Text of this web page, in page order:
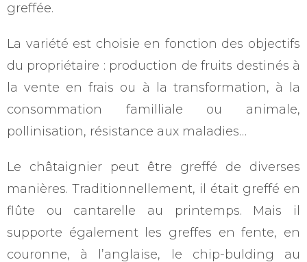
greffée.
La variété est choisie en fonction des objectifs
du propriétaire : production de fruits destinés à
la vente en frais ou à la transformation, à la
consommation familliale ou animale,
pollinisation, résistance aux maladies…
Le châtaignier peut être greffé de diverses
manières. Traditionnellement, il était greffé en
flûte ou cantarelle au printemps. Mais il
supporte également les greffes en fente, en
couronne, à l’anglaise, le chip-bulding au